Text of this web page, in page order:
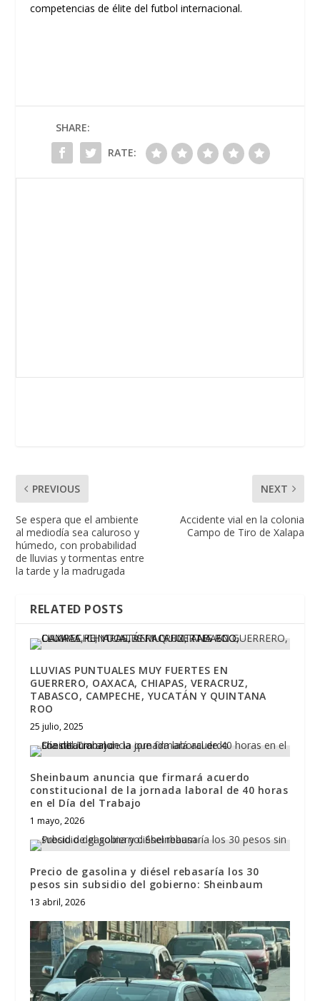
competencias de élite del futbol internacional.
SHARE:
RATE:
PREVIOUS
Se espera que el ambiente
al mediodía sea caluroso y
húmedo, con probabilidad
de lluvias y tormentas entre
la tarde y la madrugada
NEXT
Accidente vial en la colonia
Campo de Tiro de Xalapa
RELATED POSTS
LLUVIAS PUNTUALES MUY FUERTES EN
GUERRERO, OAXACA, CHIAPAS, VERACRUZ,
TABASCO, CAMPECHE, YUCATÁN Y QUINTANA
ROO
25 julio, 2025
Sheinbaum anuncia que firmará acuerdo
constitucional de la jornada laboral de 40 horas
en el Día del Trabajo
1 mayo, 2026
Precio de gasolina y diésel rebasaría los 30
pesos sin subsidio del gobierno: Sheinbaum
13 abril, 2026